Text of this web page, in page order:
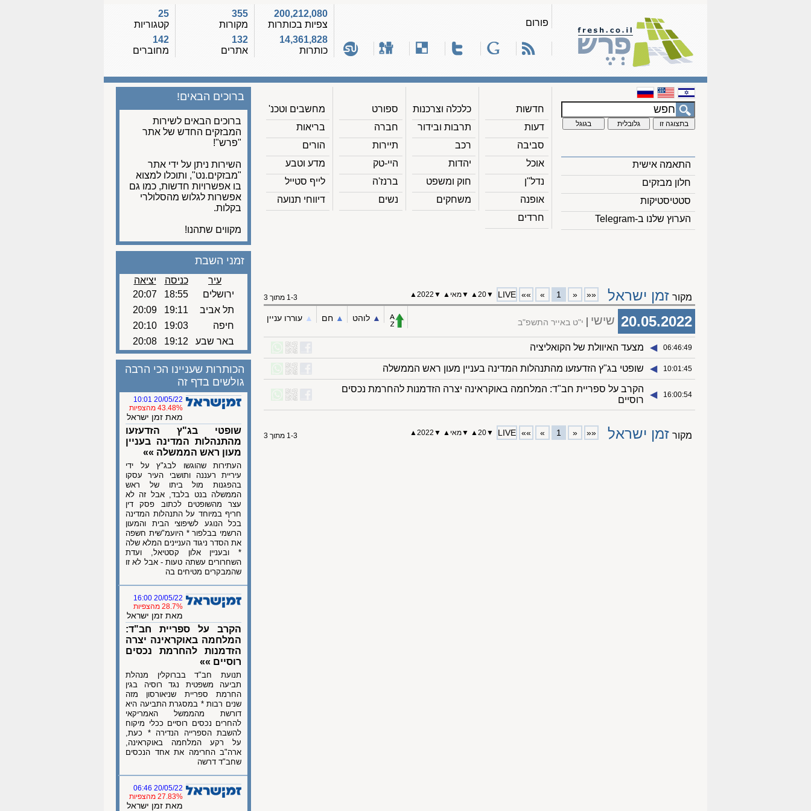
פורום
200,212,080
צפיות בכותרות
14,361,828
כותרות
355
מקורות
132
אתרים
25
קטגוריות
142
מחוברים
התאמה אישית
חלון מבזקים
סטטיסטיקות
הערוץ שלנו ב-Telegram
חדשות
דעות
סביבה
אוכל
נדל"ן
אופנה
חרדים
כלכלה וצרכנות
תרבות ובידור
רכב
יהדות
חוק ומשפט
משחקים
ספורט
חברה
תיירות
היי-טק
ברנז'ה
נשים
מחשבים וטכנ'
בריאות
הורים
מדע וטבע
לייף סטייל
דיווחי תנועה
ברוכים הבאים!
ברוכים הבאים לשירות
המבזקים החדש של אתר
"פרש"!
השירות ניתן על ידי אתר
"מבזקים.נט", ותוכלו למצוא
בו אפשרויות חדשות, כמו גם
אפשרות לגלוש מהסלולרי
בקלות.
מקווים שתהנו!
מקור זמן ישראל ««
«
1
»
»»
LIVE
▼
20
▲
▼מאי ▲
▼
2022
▲ 1-3 מתוך 3
20.05.2022 שישי י"ט באייר התשפ"ב ▲︎ לוהט ▲︎ חם ▲︎ עוררו עניין
06:46:49
◀︎ מצעד האיוולת של הקואליציה
10:01:45
◀︎ שופטי בג"ץ הזדעזעו מהתנהלות המדינה בעניין מעון ראש הממשלה
16:00:54
◀︎
הקרב על ספריית חב"ד: המלחמה באוקראינה יצרה הזדמנות להחרמת נכסים
רוסיים
מקור זמן ישראל ««
«
1
»
»»
LIVE
▼
20
▲
▼מאי ▲
▼
2022
▲ 1-3 מתוך 3
זמני השבת
עיר כניסה
יציאה
ירושלים
18:55
20:07
תל אביב
19:11
20:09
חיפה
19:03
20:10
באר שבע
19:12
20:08
הכותרות שעניינו הכי הרבה
גולשים בדף זה
20/05/22 10:01
43.48% מהצפיות
מאת זמן ישראל
שופטי בג"ץ הזדעזעו
מהתנהלות המדינה בעניין
מעון ראש הממשלה »»
העתירות שהוגשו לבג"ץ על ידי
עיריית רעננה ותושבי העיר עסקו
בהפגנות מול ביתו של ראש
הממשלה בנט בלבד, אבל זה לא
עצר מהשופטים לכתוב פסק דין
חריף במיוחד על התנהלות המדינה
בכל הנוגע לשיפוצי הבית והמעון
הרשמי בבלפור * היועמ"שית חשפה
את הסדר ניגוד העניינים המלא שלה
* ובעניין אלון קסטיאל, ועדת
השחרורים עשתה טעות - אבל לא זו
שהמבקרים מטיחים בה
20/05/22 16:00
28.7% מהצפיות
מאת זמן ישראל
הקרב על ספריית חב"ד:
המלחמה באוקראינה יצרה
הזדמנות להחרמת נכסים
רוסיים »»
תנועת חב"ד בברוקלין מנהלת
תביעה משפטית נגד רוסיה בגין
החרמת ספריית שניאורסון מזה
שנים רבות * במסגרת התביעה היא
דורשת מהממשל האמריקאי
להחרים נכסים רוסיים ככלי מיקוח
להשבת הספרייה הנדירה * כעת,
על רקע המלחמה באוקראינה,
ארה"ב החרימה את אחד הנכסים
שחב"ד דרשה
20/05/22 06:46
27.83% מהצפיות
מאת זמן ישראל